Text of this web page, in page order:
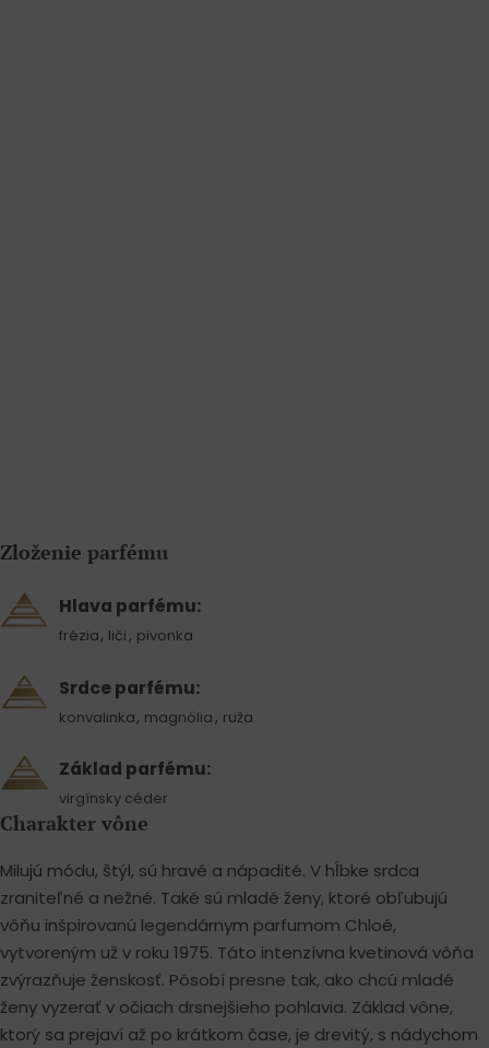
Zloženie parfému
Hlava parfému:
frézia, liči , pivonka
Srdce parfému:
konvalinka, magnólia , ruža
Základ parfému:
virgínsky céder
Charakter vône
Milujú módu, štýl, sú hravé a nápadité. V hĺbke srdca
zraniteľné a nežné. Také sú mladé ženy, ktoré obľubujú
vôňu inšpirovanú legendárnym parfumom Chloé,
vytvoreným už v roku 1975. Táto intenzívna kvetinová vôňa
zvýrazňuje ženskosť. Pôsobí presne tak, ako chcú mladé
ženy vyzerať v očiach drsnejšieho pohlavia. Základ vône,
ktorý sa prejaví až po krátkom čase, je drevitý, s nádychom